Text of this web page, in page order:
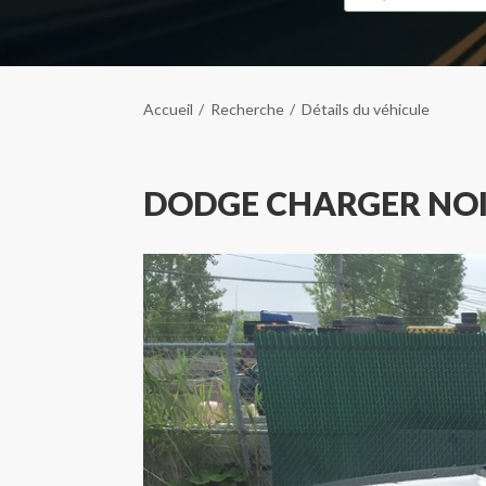
Accueil Recherche Détails du véhicule
DODGE CHARGER